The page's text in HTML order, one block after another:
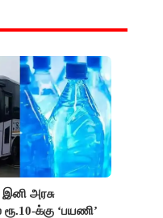
இனி அரசு
ரூ.10-க்கு ‘பயணி’